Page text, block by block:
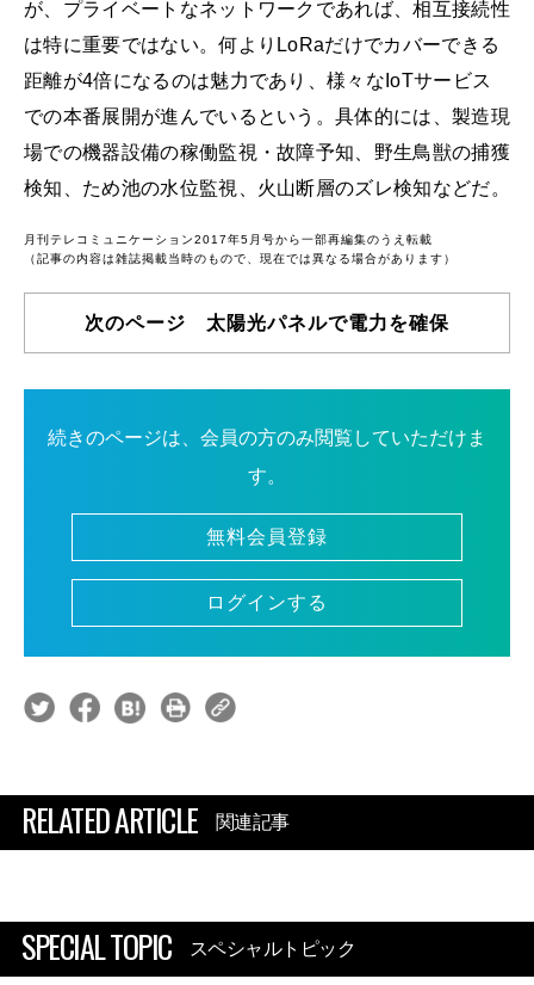
が、プライベートなネットワークであれば、相互接続性
は特に重要ではない。何よりLoRaだけでカバーできる
距離が4倍になるのは魅力であり、様々なIoTサービス
での本番展開が進んでいるという。具体的には、製造現
場での機器設備の稼働監視・故障予知、野生鳥獣の捕獲
検知、ため池の水位監視、火山断層のズレ検知などだ。
月刊テレコミュニケーション2017年5月号から一部再編集のうえ転載
（記事の内容は雑誌掲載当時のもので、現在では異なる場合があります）
次のページ 太陽光パネルで電力を確保
続きのページは、会員の方のみ閲覧していただけま
す。
無料会員登録
ログインする
RELATED ARTICLE 関連記事
SPECIAL TOPIC スペシャルトピック